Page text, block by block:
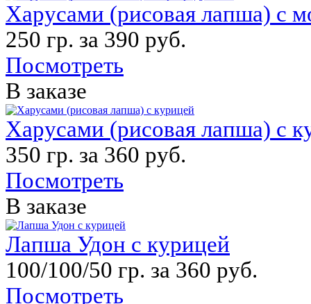
Харусами (рисовая лапша) с
250 гр. за 390 руб.
Посмотреть
В заказе
Харусами (рисовая лапша) с
350 гр. за 360 руб.
Посмотреть
В заказе
Лапша Удон с курицей
100/100/50 гр. за 360 руб.
Посмотреть